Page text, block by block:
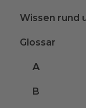
Wissen rund
Glossar
A
B